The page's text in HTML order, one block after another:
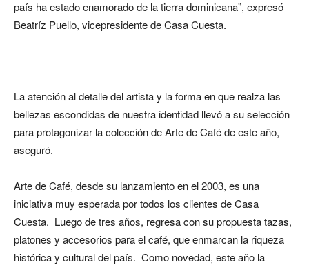
país ha estado enamorado de la tierra dominicana”, expresó
Beatríz Puello, vicepresidente de Casa Cuesta.
La atención al detalle del artista y la forma en que realza las
bellezas escondidas de nuestra identidad llevó a su selección
para protagonizar la colección de Arte de Café de este año,
aseguró.
Arte de Café, desde su lanzamiento en el 2003, es una
iniciativa muy esperada por todos los clientes de Casa
Cuesta. Luego de tres años, regresa con su propuesta tazas,
platones y accesorios para el café, que enmarcan la riqueza
histórica y cultural del país. Como novedad, este año la